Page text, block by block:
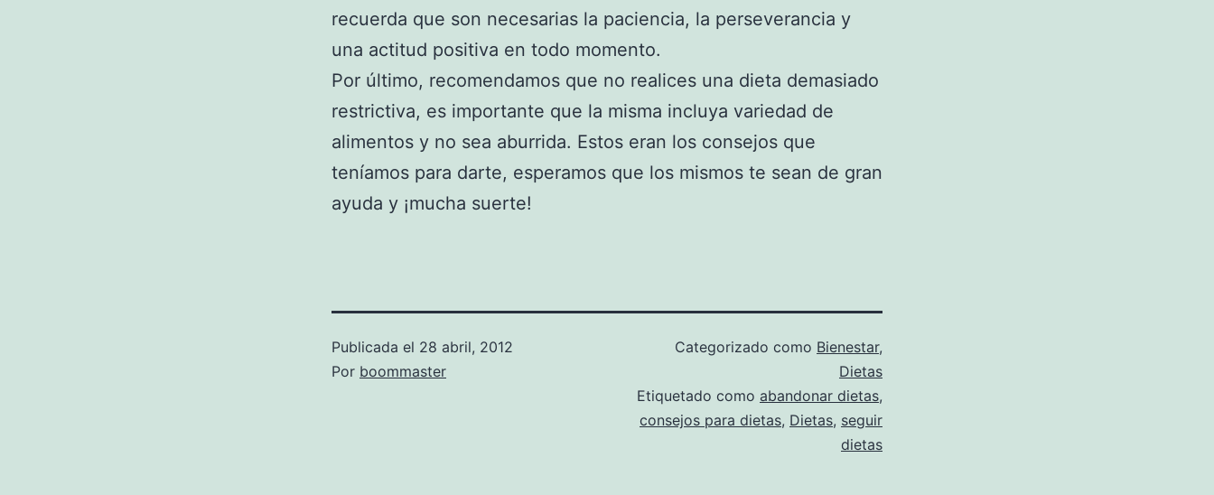
recuerda que son necesarias la paciencia, la perseverancia y
una actitud positiva en todo momento.
Por último, recomendamos que no realices una dieta demasiado
restrictiva, es importante que la misma incluya variedad de
alimentos y no sea aburrida. Estos eran los consejos que
teníamos para darte, esperamos que los mismos te sean de gran
ayuda y ¡mucha suerte!
Publicada el 28 abril, 2012
Por boommaster
Categorizado como Bienestar,
Dietas
Etiquetado como abandonar dietas,
consejos para dietas, Dietas, seguir
dietas